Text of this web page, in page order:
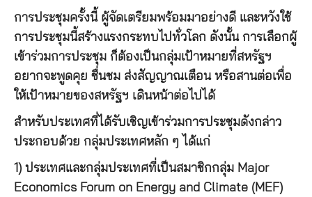
การประชุมครั้งนี้ ผู้จัดเตรียมพร้อมมาอย่างดี และหวังใช้
การประชุมนี้สร้างแรงกระทบไปทั่วโลก ดังนั้น การเลือกผู้
เข้าร่วมการประชุม ก็ต้องเป็นกลุ่มเป้าหมายที่สหรัฐฯ
อยากจะพูดคุย ชื่นชม ส่งสัญญาณเตือน หรือสานต่อเพื่อ
ให้เป้าหมายของสหรัฐฯ เดินหน้าต่อไปได้
สำหรับประเทศที่ได้รับเชิญเข้าร่วมการประชุมดังกล่าว
ประกอบด้วย กลุ่มประเทศหลัก ๆ ได้แก่
1) ประเทศและกลุ่มประเทศที่เป็นสมาชิกกลุ่ม Major
Economics Forum on Energy and Climate (MEF)